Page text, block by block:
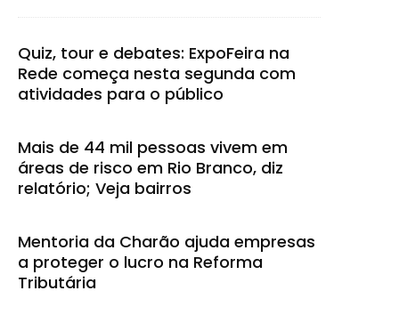
Quiz, tour e debates: ExpoFeira na
Rede começa nesta segunda com
atividades para o público
Mais de 44 mil pessoas vivem em
áreas de risco em Rio Branco, diz
relatório; Veja bairros
Mentoria da Charão ajuda empresas
a proteger o lucro na Reforma
Tributária